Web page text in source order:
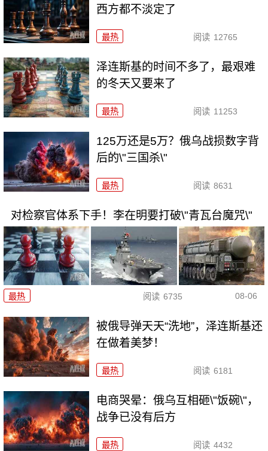
西方都不淡定了
最热 阅读 12765
泽连斯基的时间不多了，最艰难
的冬天又要来了
最热 阅读 11253
125万还是5万？俄乌战损数字背
后的\"三国杀\"
最热 阅读 8631
对检察官体系下手！李在明要打破\"青瓦台魔咒\"
最热 阅读 6735 08-06
被俄导弹天天“洗地”，泽连斯基还
在做着美梦！
最热 阅读 6181
电商哭晕：俄乌互相砸\"饭碗\"，
战争已没有后方
最热 阅读 4432